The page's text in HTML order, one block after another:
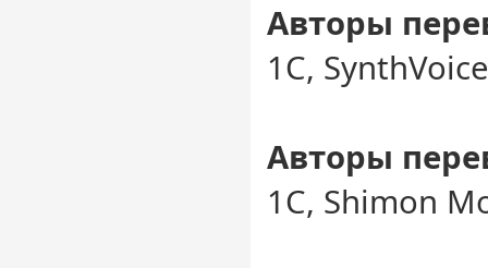
Авторы
1С,
Авторы
1С, Shimon